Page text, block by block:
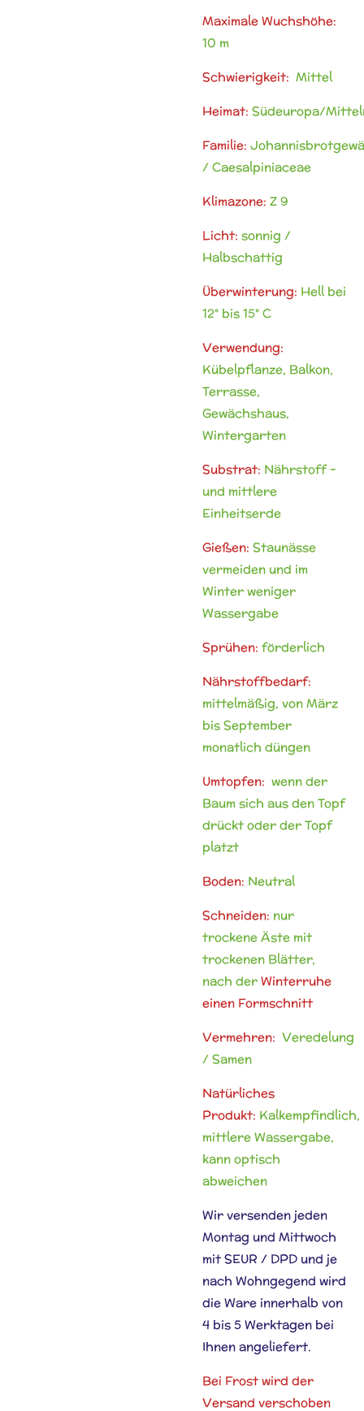
Maximale Wuchshöhe:
10 m
Schwierigkeit: Mittel
Heimat: Südeuropa/
Familie:
/ Caesalpiniaceae
Klimazone: Z 9
Licht: sonnig /
Halbschattig
Überwinterung: Hell bei
12° bis 15° C
Verwendung:
Kübelpflanze, Balkon,
Terrasse,
Gewächshaus,
Wintergarten
Substrat: Nährstoff -
und mittlere
Einheitserde
Gießen: Staunässe
vermeiden und im
Winter weniger
Wassergabe
Sprühen: förderlich
Nährstoffbedarf:
mittelmäßig, von März
bis September
monatlich düngen
Umtopfen: wenn der
Baum sich aus den Topf
drückt oder der Topf
platzt
Boden: Neutral
Schneiden: nur
trockene Äste mit
trockenen Blätter,
nach derWinterruhe
einen Formschnitt
Vermehren: Veredelung
/ Samen
Natürliches
Produkt: Kalkempfindlich,
mittlere Wassergabe,
kann optisch
abweichen
Wir versenden jeden
Montag und Mittwoch
mit SEUR / DPD und je
nach Wohngegend wird
die Ware innerhalb von
4 bis 5 Werktagen bei
Ihnen angeliefert.
Bei Frost wird der
Versand verschoben